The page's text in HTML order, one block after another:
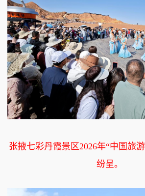
张掖七彩丹霞景区2026年“中国旅
纷呈。